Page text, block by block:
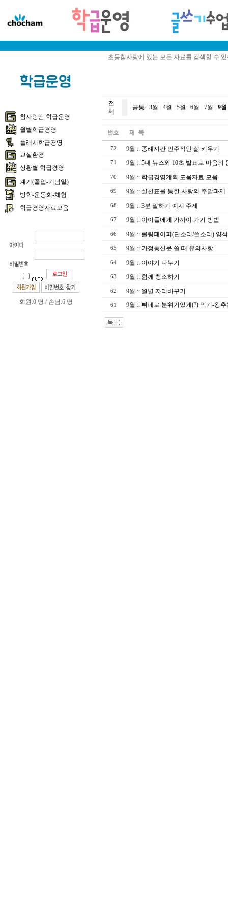
초등참사랑에 있는 모든 자료를 검색할 수
참사랑땀 학급운영
월별학급경영
플래시학급경영
교실환경
상황별 학급경영
계기(졸업-기념일)
방학-운동회-체험
학급경영자료모음
회원:0 명 / 손님:6 명
전
체
공통 3월 4월 5월 6월 7월 9월
72 9월 :: 종례시간 민주적인 삶 키우기
71 9월 :: 5대 뉴스와 10초 발표로 마음의
70 9월 :: 학급경영계획 도움자료 모음
69 9월 :: 실천표를 통한 사랑의 주말과제
68 9월 :: 3분 말하기 예시 주제
67 9월 :: 아이들에게 가까이 가기 방법
66 9월 :: 롤링페이퍼(단소리/쓴소리) 양식
65 9월 :: 가정통신문 쓸 때 유의사항
64 9월 :: 이야기 나누기
63 9월 :: 함께 청소하기
62 9월 :: 월별 자리바꾸기
61 9월 :: 뷔페로 분위기있게(?) 먹기-왕추